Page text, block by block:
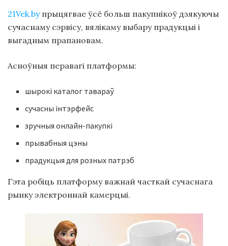
21Vek.byпрыцягвае ўсё больш пакупнікоў дзякуючы
сучаснаму сэрвісу, вялікаму выбару прадукцыі і
выгадным прапановам.
Асноўныя перавагі платформы:
шырокі каталог тавараў
сучасны інтэрфейс
зручныя онлайн-пакупкі
прывабныя цэны
прадукцыя для розных патрэб
Гэта робіць платформу важнай часткай сучаснага
рынку электроннай камерцыі.